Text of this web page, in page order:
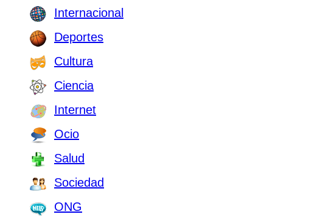
Internacional
Deportes
Cultura
Ciencia
Internet
Ocio
Salud
Sociedad
ONG